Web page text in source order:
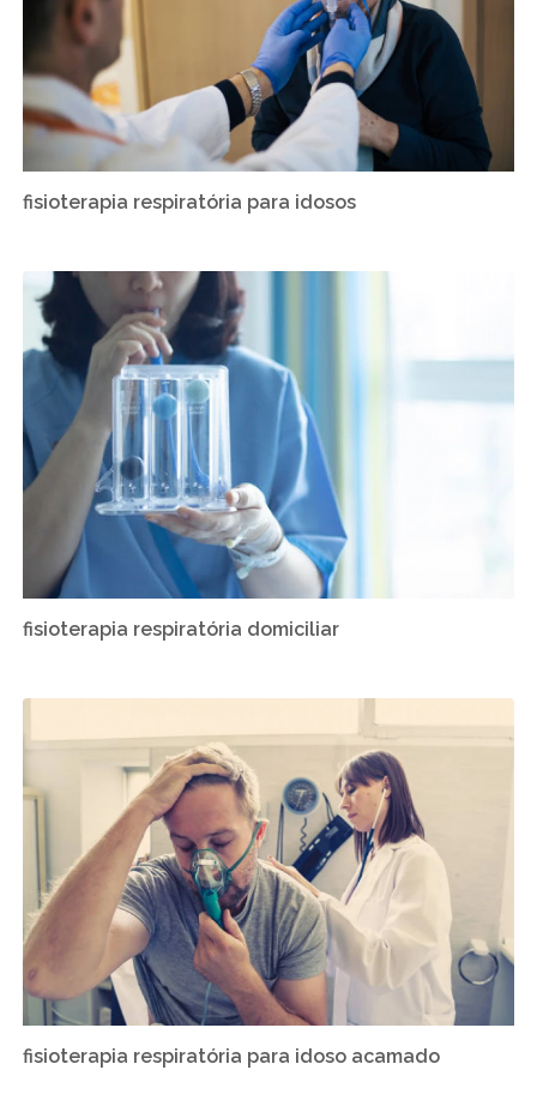
fisioterapia respiratória para idosos
fisioterapia respiratória domiciliar
fisioterapia respiratória para idoso acamado